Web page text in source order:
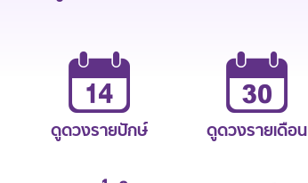
ดูดวงรายปักษ์ ดูดวงรายเดือน